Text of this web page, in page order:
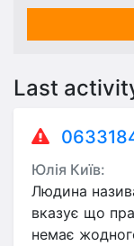
Last
Юлія Київ:
Людина
вказує що
немає